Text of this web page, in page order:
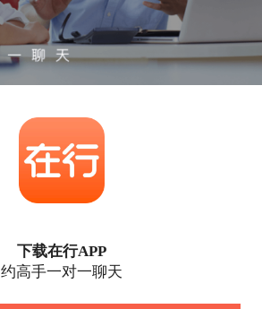
下载在行APP
约高手一对一聊天